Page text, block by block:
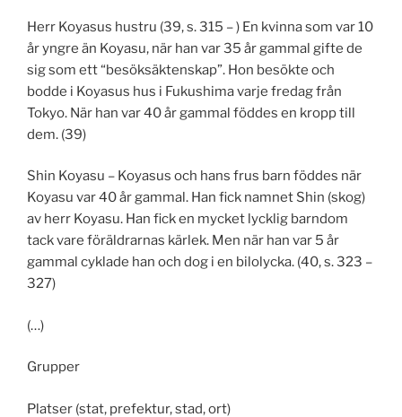
Herr Koyasus hustru (39, s. 315 – ) En kvinna som var 10
år yngre än Koyasu, när han var 35 år gammal gifte de
sig som ett “besöksäktenskap”. Hon besökte och
bodde i Koyasus hus i Fukushima varje fredag från
Tokyo. När han var 40 år gammal föddes en kropp till
dem. (39)
Shin Koyasu – Koyasus och hans frus barn föddes när
Koyasu var 40 år gammal. Han fick namnet Shin (skog)
av herr Koyasu. Han fick en mycket lycklig barndom
tack vare föräldrarnas kärlek. Men när han var 5 år
gammal cyklade han och dog i en bilolycka. (40, s. 323 –
327)
(…)
Grupper
Platser (stat, prefektur, stad, ort)